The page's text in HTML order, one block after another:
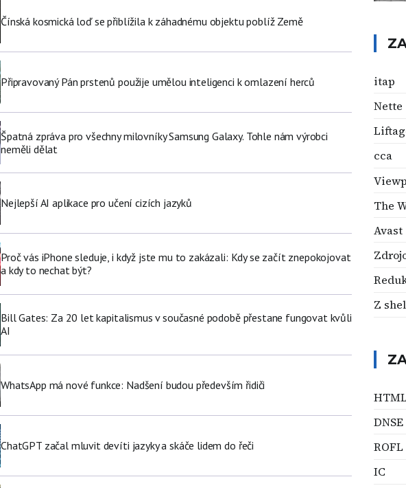
Čínská kosmická loď se přiblížila k záhadnému objektu poblíž Země
Připravovaný Pán prstenů použije umělou inteligenci k omlazení herců
Špatná zpráva pro všechny milovníky Samsung Galaxy. Tohle nám výrobci
neměli dělat
Nejlepší AI aplikace pro učení cizích jazyků
Proč vás iPhone sleduje, i když jste mu to zakázali: Kdy se začít znepokojovat
a kdy to nechat být?
Bill Gates: Za 20 let kapitalismus v současné podobě přestane fungovat kvůli
AI
WhatsApp má nové funkce: Nadšení budou především řidiči
ChatGPT začal mluvit devíti jazyky a skáče lidem do řeči
itap
Nette
cca
The
Avast
Z
DNSE
ROFL
IC